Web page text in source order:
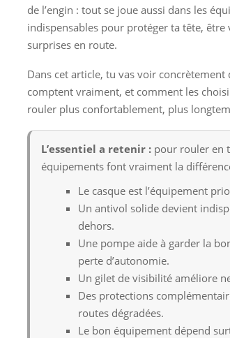
de l’engin : tout se joue aussi dans les
indispensables pour protéger ta tête,
surprises en route.
Dans cet article, tu vas voir
comptent vraiment, et comment les
rouler plus confortablement, plus
L’essentiel a retenir : pour rouler en
équipements font vraiment la
Le casque est l’équipement
Un antivol solide devient
dehors.
Une pompe aide à garder la
perte d’autonomie.
Un gilet de visibilité améliore
Des protections
routes dégradées.
Le bon équipement dépend